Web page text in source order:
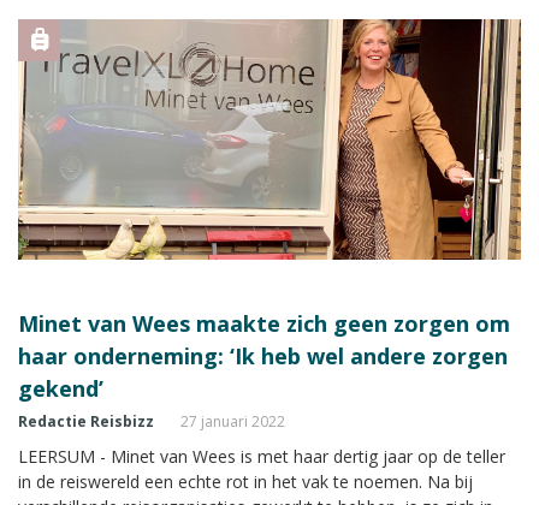
hebben met de bezetting, bel ik één van de dames met de vraag
of ze achter mijn bureau willen gaan zitten.”
Minet van Wees maakte zich geen zorgen om
haar onderneming: ‘Ik heb wel andere zorgen
gekend’
Redactie Reisbizz 27 januari 2022
LEERSUM - Minet van Wees is met haar dertig jaar op de teller
in de reiswereld een echte rot in het vak te noemen. Na bij